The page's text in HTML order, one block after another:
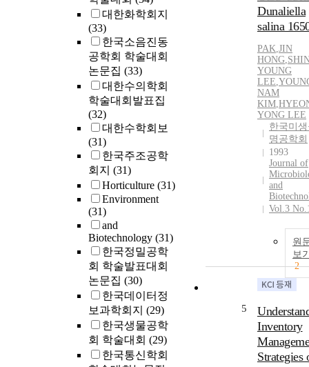
대한화학회지
(33)
한국소음진동
공학회 학술대회
논문집 (33)
대한수의학회
학술대회발표집
(32)
대한수학회보
(31)
한국주조공학
회지 (31)
Horticulture (31)
Environment
(31)
and
Biotechnology (31)
한국정밀공학
회 학술발표대회
논문집 (30)
한국데이터정
보과학회지 (29)
한국생물공학
회 학술대회 (29)
한국통신학회
Dunaliella
salina
PAK,JIN
HONG,
YOUNG
LEE,
NAM
KIM,
YONG LEE
한국미
명공학회
1993
Journal of
and
Vol.3
원
보
2
5
Inventory
Strategies